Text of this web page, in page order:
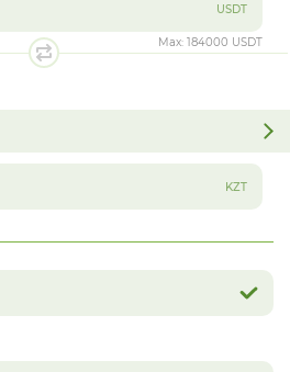
USDT
Max: 184000 USDT
KZT